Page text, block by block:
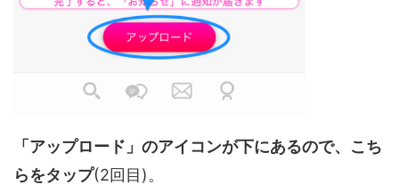
「アップロード」のアイコンが下にあるので、こち
らをタップ(2回目)。